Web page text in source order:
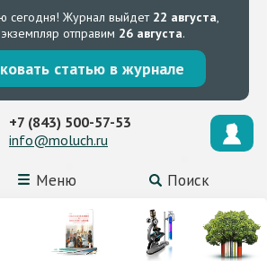
сегодня! Журнал выйдет 22 августа,
отправим 26 августа.
статью в журнале
Меню Поиск
+7 (843) 500-57-53
info@moluch.ru